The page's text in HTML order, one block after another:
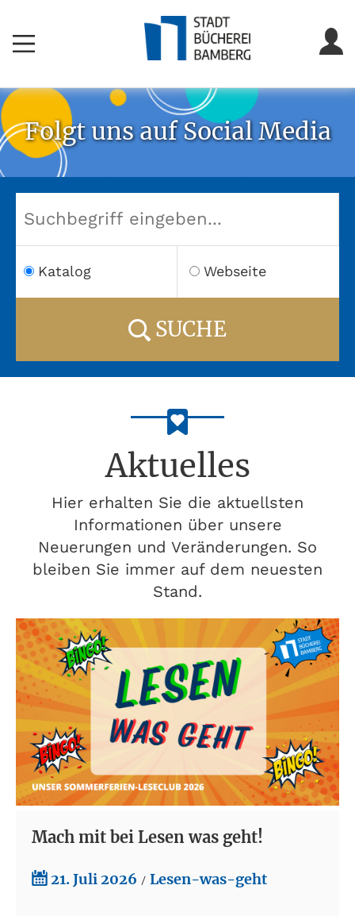
Folgt uns auf Social Media
Katalog Webseite
SUCHE
Aktuelles
Hier erhalten Sie die aktuellsten
Informationen über unsere
Neuerungen und Veränderungen. So
bleiben Sie immer auf dem neuesten
Stand.
Mach mit bei Lesen was geht!
21. Juli 2026 / Lesen-was-geht